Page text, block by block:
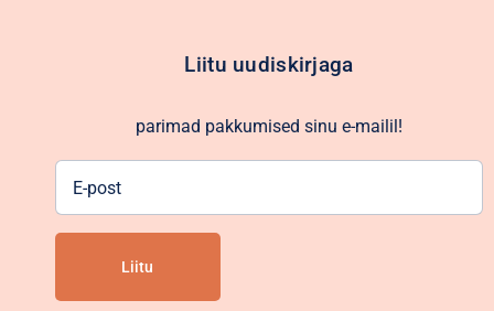
Liitu uudiskirjaga
parimad pakkumised sinu e-mailil!